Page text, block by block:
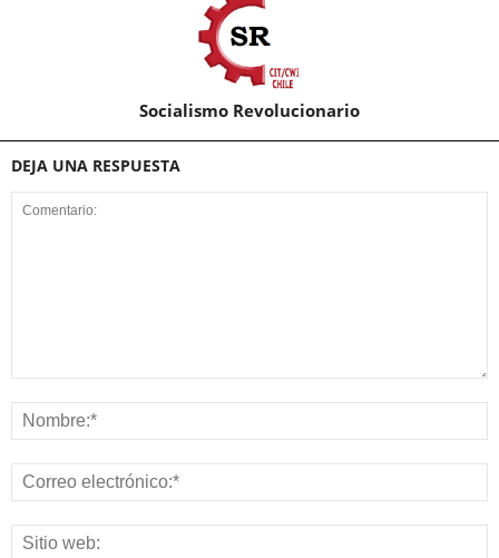
Socialismo Revolucionario
DEJA UNA RESPUESTA